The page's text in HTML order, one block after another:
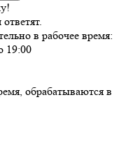
в рабочее время:
19:00
обрабатываются в